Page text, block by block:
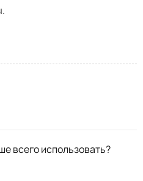
всего использовать?